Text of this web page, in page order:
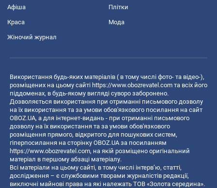
Афіша Плітки
Краса Мода
Жіночий журнал
Використання будь-яких матеріалів ( в тому числі фото- та відео-),
розміщених на цьому сайті https://www.obozrevatel.com та всіх його
піддоменах, в будь-якому вигляді суворо заборонено.
Дозволяється використання при отриманні письмового дозволу
на їх використання та за умови обов'язкового посилання на сайт
OBOZ.UA, а для інтернет-видань - при отриманні письмового
дозволу на їх використання та за умови обов'язкового
розміщення прямого, відкритого для пошукових систем,
гіперпосилання на сторінку OBOZ.UA за посиланням
https://www.obozrevatel.com, на якій розміщено оригінальний
матеріал в першому абзаці матеріалу.
Всі матеріали на цьому сайті, в тому числі інтерв’ю, статті,
дослідження – є службовими творами журналістів редакції,
виключні майнові права на які належать ТОВ «Золота середина».